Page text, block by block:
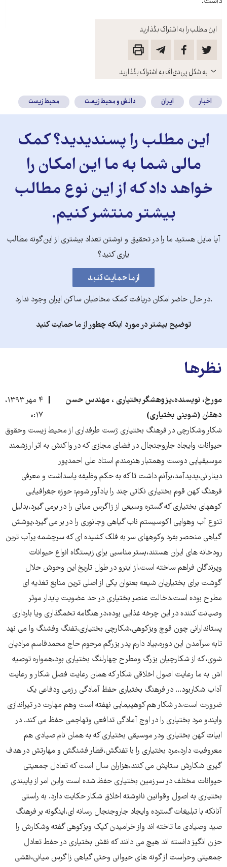
این مطلب را به اشتراک بگذارید
باز
کنید
به شکل پی‌دی‌اف به اشتراک بگذارید
اخبار ایران دانش و محیط زیست محیط زیست
این مطلب را پسندیدید؟ کمک
مالی شما به ما این امکان را
خواهد داد که از این نوع مطالب
بیشتر منتشر کنیم.
آیا مایل هستید ما را در تحقیق و نوشتن تعداد بیشتری از این‌گونه مطالب
یاری کنید؟
.در حال حاضر امکان دریافت کمک مخاطبان ساکن ایران وجود ندارد
توضیح بیشتر در مورد اینکه چطور از ما حمایت کنید
نظرها
مورخ، نویسنده،پزوهشگر بختیاری ، مهندس حسن
دهقان (شوینی بختیاری)
۴ مهر ۱۳۹۳،
۰:۱۷
شکار وشکارچی در فرهنگ بختیاری ژست طرفداری از محیط زیست وحقوق
حیوانات وایجاد جاروجنجال در فضای مجازی که در واکنش به اثر ارزشمند
موسیقیایی دوست وهمتبار هنرمندم استاد علی احمدپور
دینارانی،پدیدآمد،برآنم داشت تا که به حکم وظیفه پاسداشت و معرفی
فرهنگ کهن قوم بختیاری نکاتی چند را يادآور شوم: حوزه جغرافیایی
کوههای بختیاری که گستره وسیعی از زاگرس میانی را در برمی گیرد،بدلیل
تنوع آب وهوایی اکوسیستم ناب گیاهی وجانوری را در بر می گیرد،پوشش
گیاهی منحصر بفرد وکوههای سر به فلک کشیده ای که سرچشمه پرآب ترین
رودخانه های ایران هستند،بستر مناسبی برای زیستگاه انواع حیوانات
وپرندگان فراهم ساخته است،از اینرو در طول تاریخ این وحوش حلال
گوشت برای بختیاریان شیعه بعنوان یکی از اصلی ترین منابع تغذیه ای
مطرح بوده است،دخالت عنصر بختیاری در حد عضویت پایدار موثر
وصیانت کننده در این چرخه غذایی بوده،در هنگامه تخمگذاری ویا بارداری
پستاندارانی چون قوچ وبزکوهی،شکارچی بختیاری،تفنگ وفشنگ وا می نهد
تابه سرآمدن این دوره،بیاد دارم پدر بزرگم مرحوم حاج محمدقاسم مرادیان
شوی،که از شکارچیان بزرگ ومطرح چهارلنگ بختیاری بود،همواره توصیه
اش به ما رعایت اصول اخلاقی شکار که همان رعایت فصل شکار و رعایت
آداب شکاربود... در فرهنگ بختیاری حفظ آمادگی رزمی ودفاعی یک
ضرورت است،در شکار هم کوهپیمایی نهفته است وهم مهارت در تیراندازی
وایندو مرد بختیاری را در اوج آمادگی تدافعی وتهاجمی حفظ می کند. در
ابیات کهن بختیاری ودر موسیقی بختیاری که به همان نام صیادی هم
معروفیت دارد،مرد بختیاری را با تفنگش،قطار فشنگش و مهارتش در هدف
گیری شکارش ستایش می کنند،هزاران سال است که تعادل جمعیتی
حیوانات مختلف در سرزمین بختیاری حفظ شده است واین امر از پایبندی
بختیاری به اصول وقوانین نانوشته اخلاق شکار حکایت دارد. به راستی
آنانکه با تبلیغات گسترده وایجاد جاروجنجال رسانه ای،اینگونه بر فرهنگ
صید وصیادی ما تاخته اند واز خرامیدن کپک وبزکوهی گفته وشکارش را
حزن انگیز دانسته اند هیچ می دانند که نقش بختیاری در حفط تعادل
جمعیتی وحراست از گونه های حیوانی وحتی گیاهی زاگرس میانی،نقشی